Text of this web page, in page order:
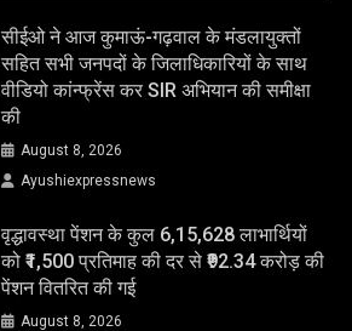
सीईओ ने आज कुमाऊं-गढ़वाल के मंडलायुक्तों
सहित सभी जनपदों के जिलाधिकारियों के साथ
वीडियो कांन्फ्रेंस कर SIR अभियान की समीक्षा
की
August 8, 2026
Ayushiexpressnews
वृद्धावस्था पेंशन के कुल 6,15,628 लाभार्थियों
को ₹1,500 प्रतिमाह की दर से ₹92.34 करोड़ की
पेंशन वितरित की गई
August 8, 2026